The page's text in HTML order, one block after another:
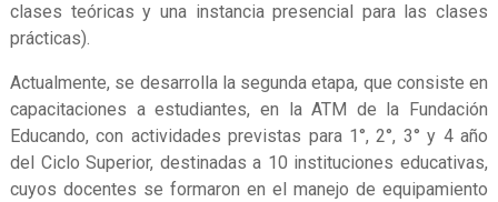
clases teóricas y una instancia presencial para las clases
prácticas).
Actualmente, se desarrolla la segunda etapa, que consiste en
capacitaciones a estudiantes, en la ATM de la Fundación
Educando, con actividades previstas para 1°, 2°, 3° y 4 año
del Ciclo Superior, destinadas a 10 instituciones educativas,
cuyos docentes se formaron en el manejo de equipamiento